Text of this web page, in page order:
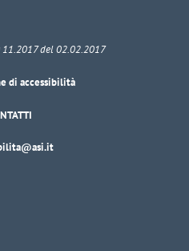
11.2017 del 02.02.2017
di accessibilità